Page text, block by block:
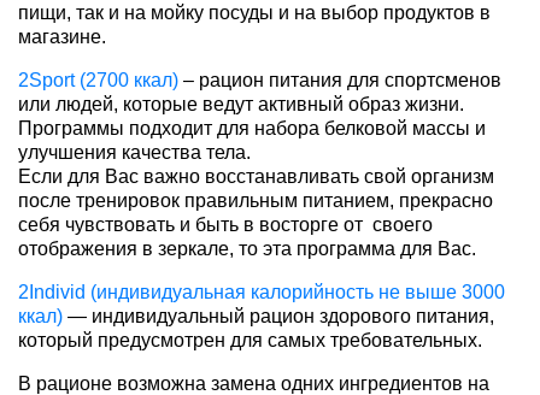
пищи, так и на мойку посуды и на выбор продуктов в
магазине.
2Sport (2700 ккал) – рацион питания для спортсменов
или людей, которые ведут активный образ жизни.
Программы подходит для набора белковой массы и
улучшения качества тела.
Если для Вас важно восстанавливать свой организм
после тренировок правильным питанием, прекрасно
себя чувствовать и быть в восторге от своего
отображения в зеркале, то эта программа для Вас.
2Individ (индивидуальная калорийность не выше 3000
ккал) — индивидуальный рацион здорового питания,
который предусмотрен для самых требовательных.
В рационе возможна замена одних ингредиентов на